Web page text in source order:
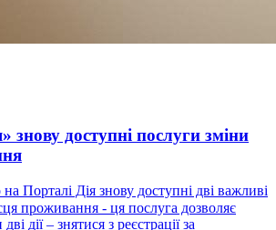
знову доступні послуги зміни
Порталі Дія знову доступні дві важливі
проживання - ця послуга дозволяє
дії – знятися з реєстрації за